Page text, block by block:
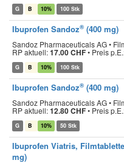
G B 10% 100 Stk
Ibuprofen Sandoz® (400 mg)
Sandoz Pharmaceuticals AG •
RP aktuell:17.00 CHF• Preis
G B 10% 100 Stk
Ibuprofen Sandoz® (400 mg)
Sandoz Pharmaceuticals AG •
RP aktuell:12.80 CHF• Preis
G B 10% 50 Stk
Ibuprofen Viatris,
mg)